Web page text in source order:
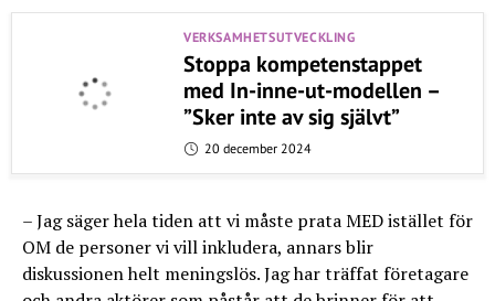
VERKSAMHETSUTVECKLING
Stoppa kompetenstappet
med In-inne-ut-modellen –
”Sker inte av sig självt”
20 december 2024
– Jag säger hela tiden att vi måste prata MED istället för
OM de personer vi vill inkludera, annars blir
diskussionen helt meningslös. Jag har träffat företagare